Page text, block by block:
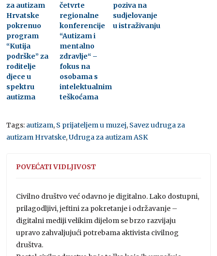
za autizam
Hrvatske
pokrenuo
program
“Kutija
podrške” za
roditelje
djece u
spektru
autizma
četvrte
regionalne
konferencije
“Autizam i
mentalno
zdravlje“ –
fokus na
osobama s
intelektualnim
teškoćama
poziva na
sudjelovanje
u istraživanju
Tags: autizam, S prijateljem u muzej, Savez udruga za
autizam Hrvatske,Udruga za autizam ASK
POVEĆATI VIDLJIVOST
Civilno društvo već odavno je digitalno. Lako dostupni,
prilagodljivi, jeftini za pokretanje i održavanje –
digitalni mediji velikim dijelom se brzo razvijaju
upravo zahvaljujući potrebama aktivista civilnog
društva.